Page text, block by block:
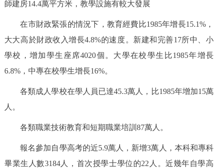
師建房14.4萬平方米，教學設施有較大發展
在市財政緊張的情況下，教育經費比1985年增長15.1%，
大大高於財政收入增長4.8%的速度。新建和完善17所中、小
學校，增加學生座席4020個。大學在校學生比1985年增長
6.8%，中專在校學生增長16%。
各類成人學校在學人員已達45.3萬人，比1985年增加15萬
人。
各類職業技術教育和短期職業培訓87萬人。
報名參加自學高考的近5.9萬人，新增3萬人，本科和專科
畢業生人數3184人，首次授學士學位的22人。近幾年自學高